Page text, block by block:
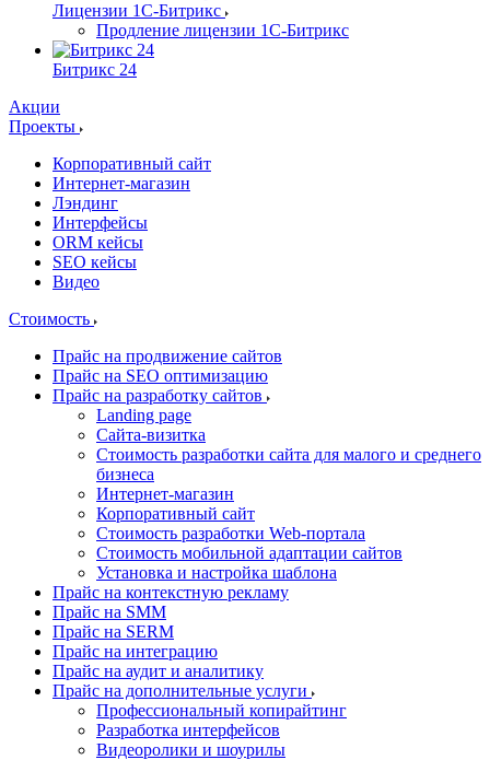
Лицензии 1С-Битрикс
Продление лицензии 1С-Битрикс
Битрикс 24
Акции
Проекты
Корпоративный сайт
Интернет-магазин
Лэндинг
Интерфейсы
ORM кейсы
SEO кейсы
Видео
Стоимость
Прайс на продвижение сайтов
Прайс на SEO оптимизацию
Прайс на разработку сайтов
Landing page
Cайта-визитка
Стоимость разработки сайта для малого и среднего
бизнеса
Интернет-магазин
Корпоративный сайт
Стоимость разработки Web-портала
Стоимость мобильной адаптации сайтов
Установка и настройка шаблона
Прайс на контекстную рекламу
Прайс на SMM
Прайс на SERM
Прайс на интеграцию
Прайс на аудит и аналитику
Прайс на дополнительные услуги
Профессиональный копирайтинг
Разработка интерфейсов
Видеоролики и шоурилы